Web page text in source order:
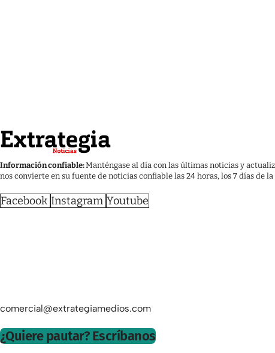
Información confiable:Manténgase al día con las últimas noticias y
nos convierte en su fuente de noticias confiable las 24 horas, los 7 días de la
Facebook Instagram Youtube
comercial@extrategiamedios.com
¿Quiere pautar? Escríbanos